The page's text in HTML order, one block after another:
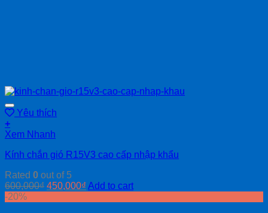
Yêu thích
+
Xem Nhanh
Kính chắn gió R15V3 cao cấp nhập khẩu
Rated 0 out of 5
600,000₫ 450,000₫ Add to cart
-20%